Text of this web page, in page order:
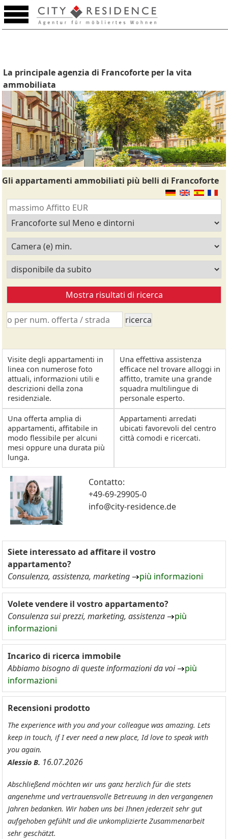
La principale agenzia di Francoforte per la vita
ammobiliata
Gli appartamenti ammobiliati più belli di Francoforte
Visite degli appartamenti in
linea con numerose foto
attuali, informazioni utili e
descrizioni della zona
residenziale.
Una effettiva assistenza
efficace nel trovare alloggi in
affitto, tramite una grande
squadra multilingue di
personale esperto.
Una offerta amplia di
appartamenti, affitabile in
modo flessibile per alcuni
mesi oppure una durata più
lunga.
Appartamenti arredati
ubicati favorevoli del centro
città comodi e ricercati.
Contatto:
+49-69-29905-0
info@city-residence.de
Siete interessato ad affitare il vostro
appartamento?
Consulenza, assistenza, marketing
più informazioni
Volete vendere il vostro appartamento?
Consulenza sui prezzi, marketing, assistenza
più
informazioni
Incarico di ricerca immobile
Abbiamo bisogno di queste informazioni da voi
più
informazioni
Recensioni prodotto
The experience with you and your colleague was amazing. Lets
keep in touch, if I ever need a new place, Id love to speak with
you again.
Alessio B. 16.07.2026
Abschließend möchten wir uns ganz herzlich für die stets
angenehme und vertrauensvolle Betreuung in den vergangenen
Jahren bedanken. Wir haben uns bei Ihnen jederzeit sehr gut
aufgehoben gefühlt und die unkomplizierte Zusammenarbeit
sehr geschätzt.